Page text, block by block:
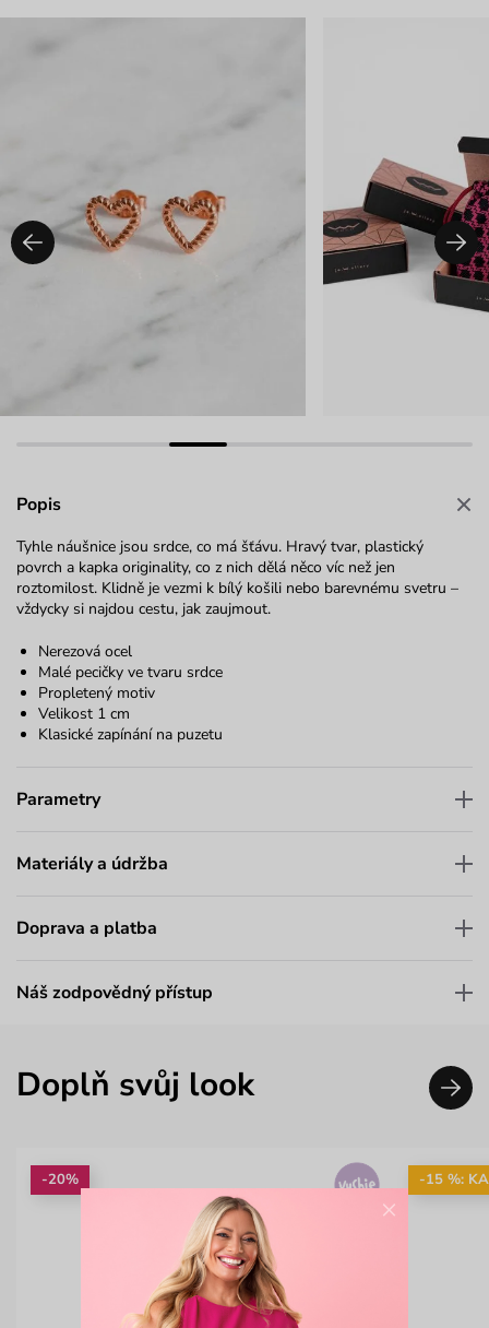
Popis
Tyhle náušnice jsou srdce, co má šťávu. Hravý tvar, plastický
povrch a kapka originality, co z nich dělá něco víc než jen
roztomilost. Klidně je vezmi k bílý košili nebo barevnému svetru –
vždycky si najdou cestu, jak zaujmout.
Nerezová ocel
Malé pecičky ve tvaru srdce
Propletený motiv
Velikost 1 cm
Klasické zapínání na puzetu
Parametry
Materiály a údržba
Doprava a platba
Náš zodpovědný přístup
Doplň svůj look
-20% -15 %:
×